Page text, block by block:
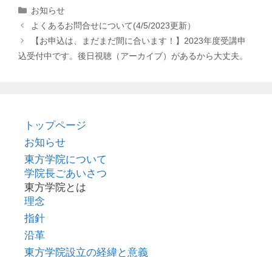
カ
テ
リ
ー
お知らせ
よくあるお問合せについて(4/5/2023更新）
【お申込は、まだまだ間に合います！】2023年度受講申
込受付中です。後日視聴（アーカイブ）があるから大丈夫。
トップページ
お知らせ
東方学院について
学院長ごあいさつ
東方学院とは
理念
指針
沿革
東方学院設立の経緯と意義